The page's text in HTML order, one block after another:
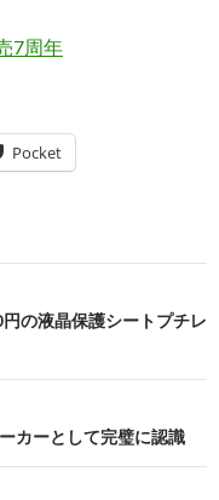
7周年
Pocket
の液晶保護シートプチレ
カーとして完璧に認識